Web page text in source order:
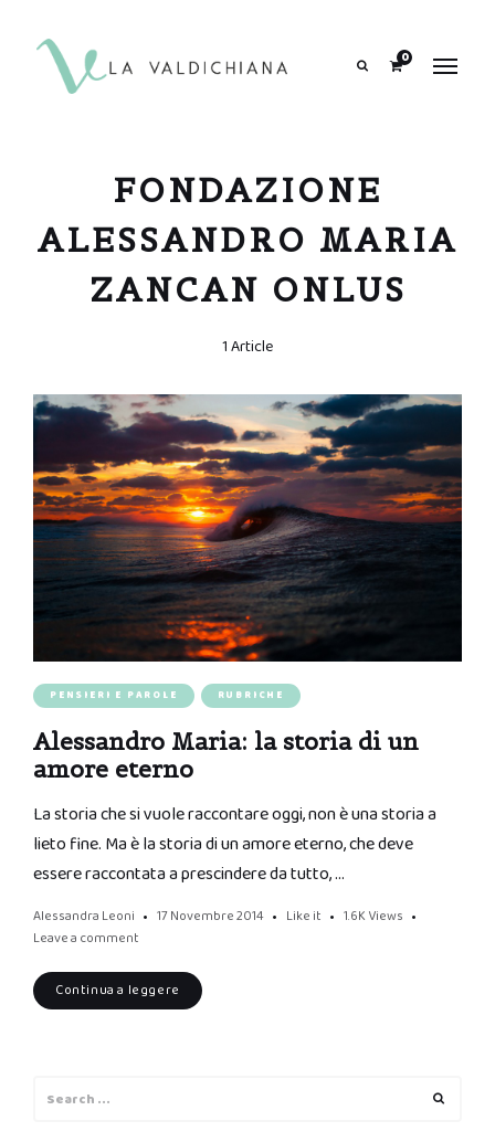
0
FONDAZIONE
ALESSANDRO MARIA
ZANCAN ONLUS
1 Article
PENSIERI E PAROLE RUBRICHE
Alessandro Maria: la storia di un
amore eterno
La storia che si vuole raccontare oggi, non è una storia a
lieto fine. Ma è la storia di un amore eterno, che deve
essere raccontata a prescindere da tutto, …
Alessandra Leoni 17 Novembre 2014 Like it 1.6K Views
Leave a comment
Continua a leggere
for: